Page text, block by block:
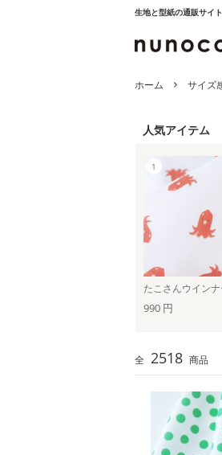
生地と型紙の通販サイト
ホーム サイズ
人気アイテム
たこさんウインナ
990 円
全 2518 商品